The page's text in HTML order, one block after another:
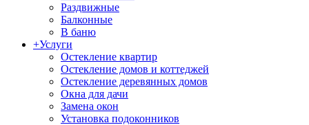
Раздвижные
Балконные
В баню
+Услуги
Остекление квартир
Остекление домов и коттеджей
Остекление деревянных домов
Окна для дачи
Замена окон
Установка подоконников